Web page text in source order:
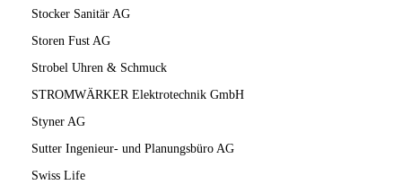
Stocker Sanitär AG
Storen Fust AG
Strobel Uhren & Schmuck
STROMWÄRKER Elektrotechnik GmbH
Styner AG
Sutter Ingenieur- und Planungsbüro AG
Swiss Life